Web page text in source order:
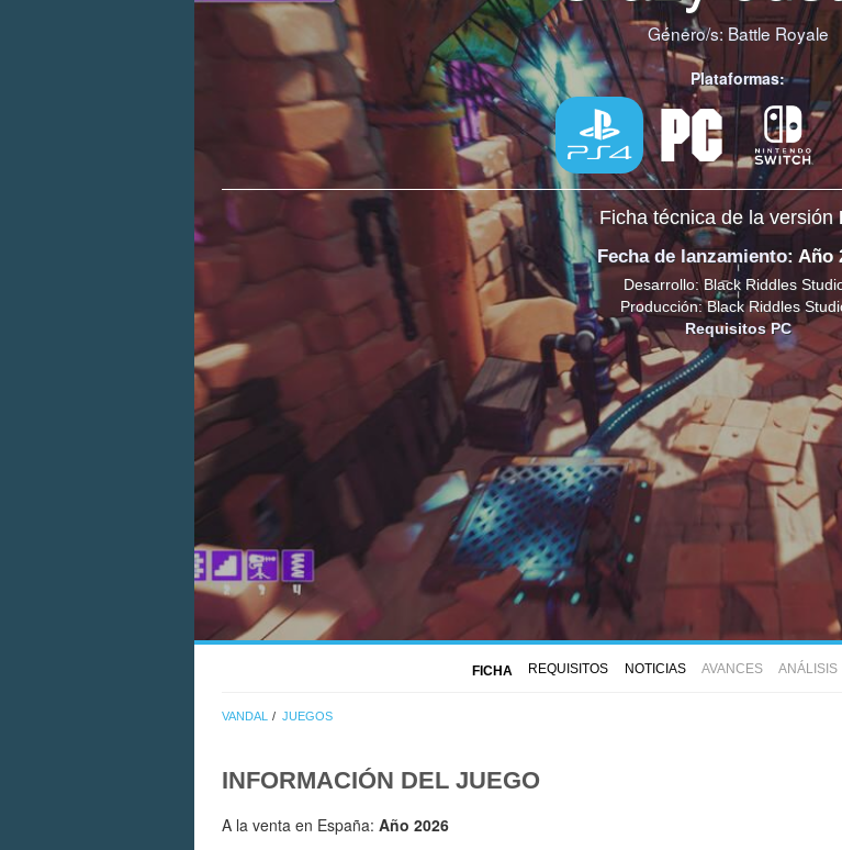
Género/s: Battle Royale
Plataformas:
Ficha técnica de la versión
Fecha de lanzamiento: Año
Desarrollo: Black Riddles
Producción: Black Riddles
Requisitos PC
FICHA REQUISITOS NOTICIAS AVANCES ANÁLISIS
VANDAL JUEGOS
INFORMACIÓN DEL JUEGO
A la venta en España: Año 2026